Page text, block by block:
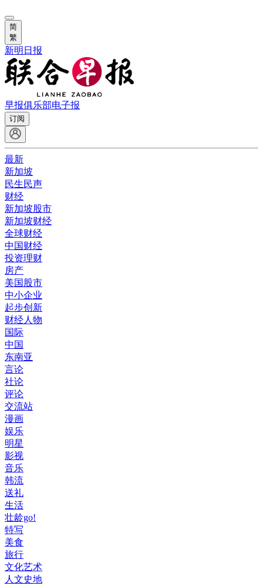
简
繁
新明日报
早报俱乐部电子报
订阅
最新
新加坡
民生民声
财经
新加坡股市
新加坡财经
全球财经
中国财经
投资理财
房产
美国股市
中小企业
起步创新
财经人物
国际
中国
东南亚
言论
社论
评论
交流站
漫画
娱乐
明星
影视
音乐
韩流
送礼
生活
壮龄go!
特写
美食
旅行
文化艺术
人文史地